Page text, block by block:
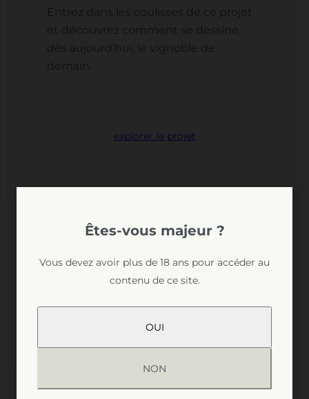
Entrez dans les coulisses de ce projet
et découvrez comment se dessine,
dès aujourd’hui, le vignoble de
demain.
explorer le projet
Êtes-vous majeur ?
Vous devez avoir plus de 18 ans pour accéder au
contenu de ce site.
OUI
NON